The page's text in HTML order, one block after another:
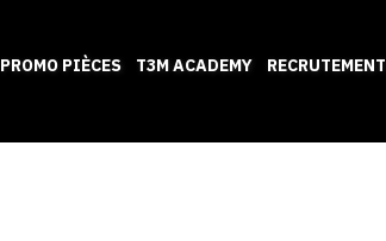
PROMO PIÈCES T3M ACADEMY RECRUTEMENT